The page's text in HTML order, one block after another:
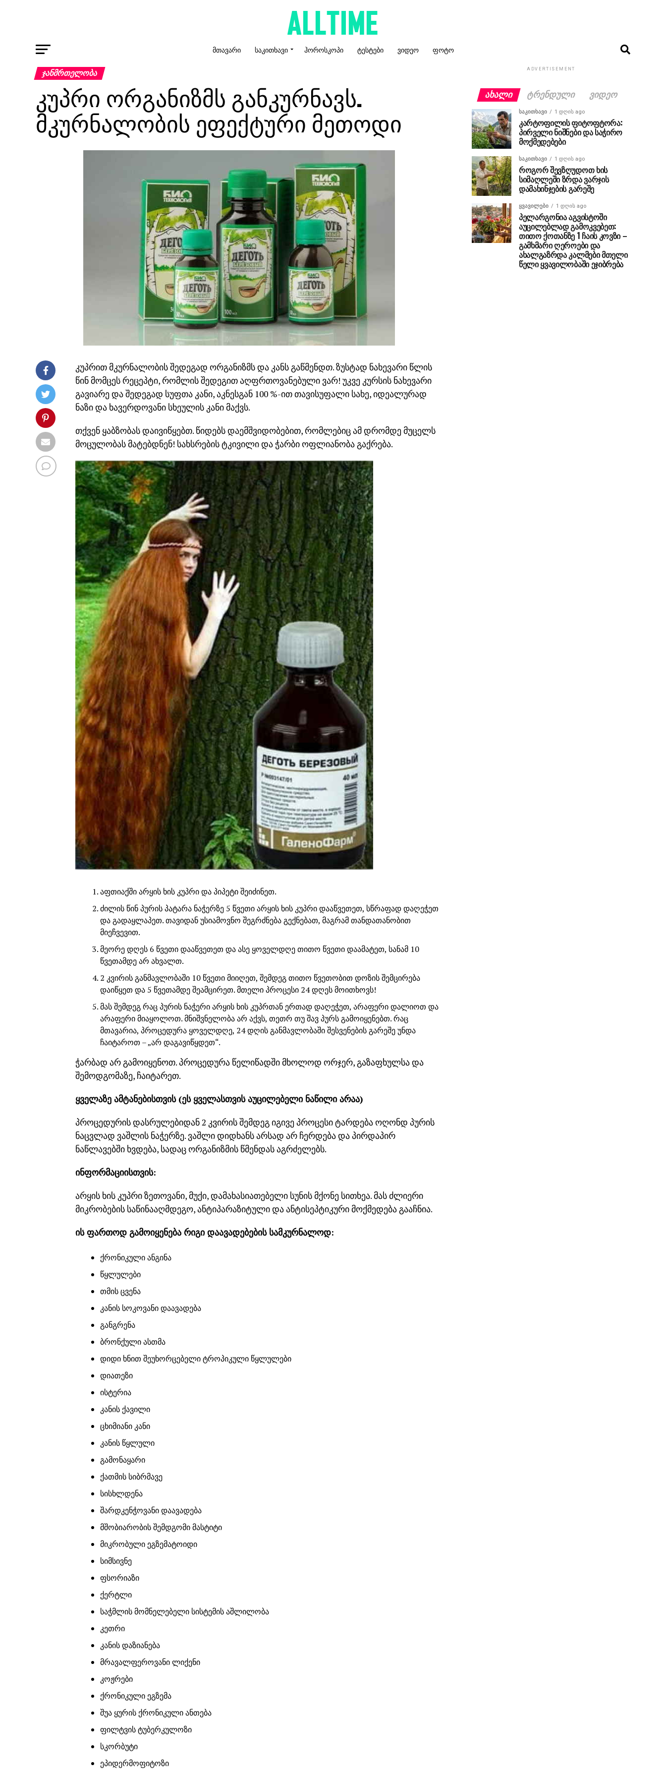
ᲛᲗᲐᲕᲐᲠᲘ ᲡᲐᲙᲘᲗᲮᲐᲕᲘ ᲰᲝᲠᲝᲡᲙᲝᲞᲘ ᲢᲔᲡᲢᲔᲑᲘ ᲕᲘᲓᲔᲝ ᲤᲝᲢᲝ
ᲯᲐᲜᲛᲠᲗᲔᲚᲝᲑᲐ
კუპრი ორგანიზმს განკურნავს.
მკურნალობის ეფექტური მეთოდი
კუპრით მკურნალობის შედეგად ორგანიზმს და კანს გაწმენდთ. ზუსტად ნახევარი წლის
წინ მომცეს რეცეპტი, რომლის შედეგით აღფრთოვანებული ვარ! უკვე კურსის ნახევარი
გავიარე და შედეგად სუფთა კანი, აკნესგან 100 %-ით თავისუფალი სახე, იდეალურად
ნაზი და ხავერდოვანი სხეულის კანი მაქვს.
თქვენ ყაბზობას დაივიწყებთ. წიდებს დაემშვიდობებით, რომლებიც ამ დრომდე მუცელს
მოცულობას მატებდნენ! სახსრების ტკივილი და ჭარბი ოფლიანობა გაქრება.
აფთიაქში არყის ხის კუპრი და პიპეტი შეიძინეთ.
ძილის წინ პურის პატარა ნაჭერზე 5 წვეთი არყის ხის კუპრი დააწვეთეთ, სწრაფად დაღეჭეთ
და გადაყლაპეთ. თავიდან უსიამოვნო შეგრძნება გექნებათ, მაგრამ თანდათანობით
მიეჩვევით.
მეორე დღეს 6 წვეთი დააწვეთეთ და ასე ყოველდღე თითო წვეთი დაამატეთ, სანამ 10
წვეთამდე არ ახვალთ.
2 კვირის განმავლობაში 10 წვეთი მიიღეთ, შემდეგ თითო წვეთობით დოზის შემცირება
დაიწყეთ და 5 წვეთამდე შეამცირეთ. მთელი პროცესი 24 დღეს მოითხოვს!
მას შემდეგ რაც პურის ნაჭერი არყის ხის კუპრთან ერთად დაღეჭეთ, არაფერი დალიოთ და
არაფერი მიაყოლოთ. მნიშვნელობა არ აქვს, თეთრ თუ შავ პურს გამოიყენებთ. რაც
მთავარია, პროცედურა ყოველდღე, 24 დღის განმავლობაში შესვენების გარეშე უნდა
ჩაიტაროთ – „არ დაგავიწყდეთ“.
ჭარბად არ გამოიყენოთ. პროცედურა წელიწადში მხოლოდ ორჯერ, გაზაფხულსა და
შემოდგომაზე, ჩაიტარეთ.
ყველაზე ამტანებისთვის (ეს ყველასთვის აუცილებელი ნაწილი არაა)
პროცედურის დასრულებიდან 2 კვირის შემდეგ იგივე პროცესი ტარდება ოღონდ პურის
ნაცვლად ვაშლის ნაჭერზე. ვაშლი დიდხანს არსად არ ჩერდება და პირდაპირ
ნაწლავებში ხვდება, სადაც ორგანიზმის წმენდას აგრძელებს.
ინფორმაციისთვის:
არყის ხის კუპრი ზეთოვანი, მუქი, დამახასიათებელი სუნის მქონე სითხეა. მას ძლიერი
მიკრობების საწინააღმდეგო, ანტიპარაზიტული და ანტისეპტიკური მოქმედება გააჩნია.
ის ფართოდ გამოიყენება რიგი დაავადებების სამკურნალოდ:
ქრონიკული ანგინა
წყლულები
თმის ცვენა
კანის სოკოვანი დაავადება
განგრენა
ბრონქული ასთმა
დიდი ხნით შეუხორცებელი ტროპიკული წყლულები
დიათეზი
ისტერია
კანის ქავილი
ცხიმიანი კანი
კანის წყლული
გამონაყარი
ქათმის სიბრმავე
სისხლდენა
შარდკენჭოვანი დაავადება
მშობიარობის შემდგომი მასტიტი
მიკრობული ეგზემატოიდი
სიმსივნე
ფსორიაზი
ქერტლი
საჭმლის მომნელებელი სისტემის აშლილობა
კეთრი
კანის დაზიანება
მრავალფეროვანი ლიქენი
კოჟრები
ქრონიკული ეგზემა
შუა ყურის ქრონიკული ანთება
ფილტვის ტუბერკულოზი
სკორბუტი
ეპიდერმოფიტოზი
ADVERTISEMENT
ᲐᲮᲐᲚᲘ ᲢᲠᲔᲜᲓᲣᲚᲘ ᲕᲘᲓᲔᲝ
ᲡᲐᲙᲘᲗᲮᲐᲕᲘ 1 დღის ago
კარტოფილის ფიტოფტორა:
პირველი ნიშნები და საჭირო
მოქმედებები
ᲡᲐᲙᲘᲗᲮᲐᲕᲘ 1 დღის ago
როგორ შევზღუდოთ ხის
სიმაღლეში ზრდა ვარჯის
დამახინჯების გარეშე
ᲧᲕᲐᲕᲘᲚᲔᲑᲘ 1 დღის ago
პელარგონია აგვისტოში
აუცილებლად გამოკვებეთ:
თითო ქოთანზე 1 ჩაის კოვზი –
გამხმარი ღეროები და
ახალგაზრდა კალმები მთელი
წელი ყვავილობაში ეჯიბრება